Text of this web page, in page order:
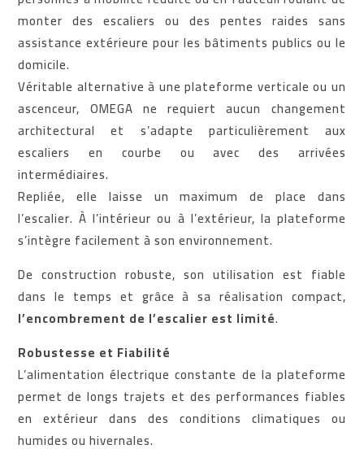
monter des escaliers ou des pentes raides sans
assistance extérieure pour les bâtiments publics ou le
domicile.
Véritable alternative à une plateforme verticale ou un
ascenceur, OMEGA ne requiert aucun changement
architectural et s’adapte particulièrement aux
escaliers en courbe ou avec des arrivées
intermédiaires.
Repliée, elle laisse un maximum de place dans
l’escalier. À l’intérieur ou à l’extérieur, la plateforme
s’intègre facilement à son environnement.
De construction robuste, son utilisation est fiable
dans le temps et grâce à sa réalisation compact,
l’encombrement de l’escalier est limité.
Robustesse et Fiabilité
L’alimentation électrique constante de la plateforme
permet de longs trajets et des performances fiables
en extérieur dans des conditions climatiques ou
humides ou hivernales.